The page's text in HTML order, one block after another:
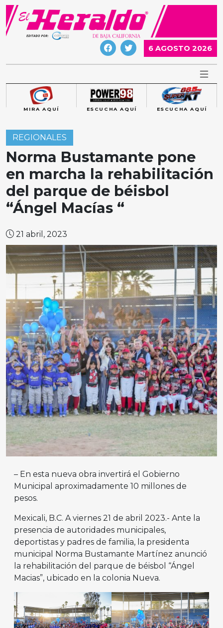
Skip
content
6 AGOSTO 2026
MIRA AQUÍ ESCUCHA AQUÍ ESCUCHA AQUÍ
REGIONALES
Norma Bustamante pone
en marcha la rehabilitación
del parque de béisbol
“Ángel Macías “
21 abril, 2023
– En esta nueva obra invertirá el Gobierno
Municipal aproximadamente 10 millones de
pesos.
Mexicali, B.C. A viernes 21 de abril 2023.- Ante la
presencia de autoridades municipales,
deportistas y padres de familia, la presidenta
municipal Norma Bustamante Martínez anunció
la rehabilitación del parque de béisbol “Ángel
Macias”, ubicado en la colonia Nueva.